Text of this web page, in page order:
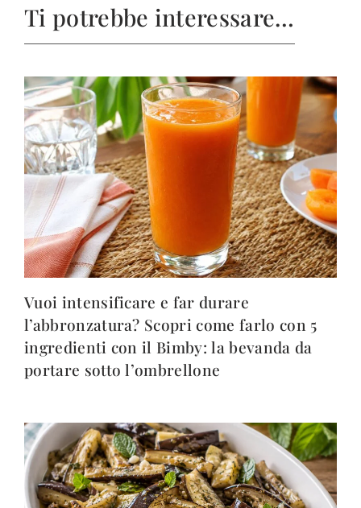
Ti potrebbe interessare…
Vuoi intensificare e far durare
l’abbronzatura? Scopri come farlo con 5
ingredienti con il Bimby: la bevanda da
portare sotto l’ombrellone